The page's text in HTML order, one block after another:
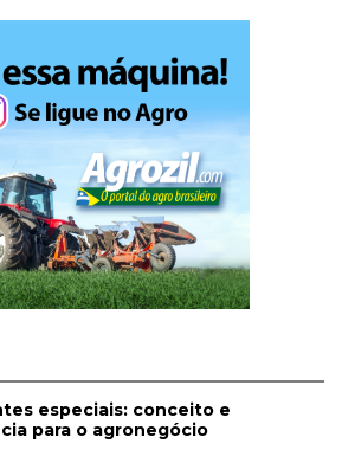
especiais: conceito e
para o agronegócio